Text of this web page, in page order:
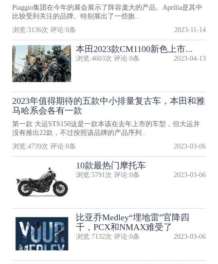
Piaggio集团在今年的展会展示了阵容庞大的产品。Aprilia是其中
比较受到关注的品牌。特别展出了一些旗..
浏览:3136次 评论:0条 2023-11-14
本田2023款CM1100新色上市...
浏览:4603次 评论:0条 2023-04-13
2023年值得期待的五款中小排量复古车，本田和雅
马哈系会各有一款
第一款 大运STS150这是一款本该在去年上市的车型，但大运并
没有推出22款，不过按照该品牌的产品序列..
浏览:4739次 评论:0条 2023-03-06
10款最热门摩托车
浏览:5791次 评论:0条 2023-03-06
比亚乔Medley“埋地雷”官降四
千，PCX和NMAX难受了
浏览:7132次 评论:0条 2023-03-06